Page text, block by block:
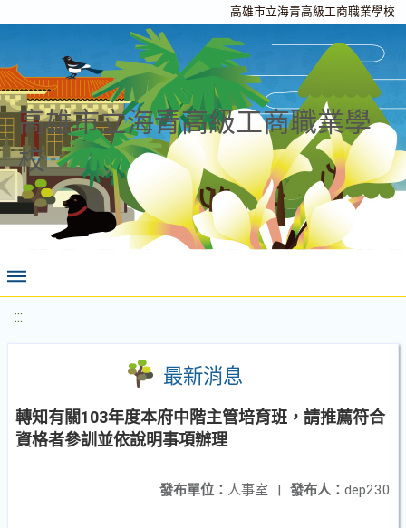
高雄市立海青高級工商職業學校
高雄市立海青高級工商職業學
校
:::
最新消息
轉知有關103年度本府中階主管培育班，請推薦符合
資格者參訓並依說明事項辦理
發布人： dep230
發布單位： 人事室 |